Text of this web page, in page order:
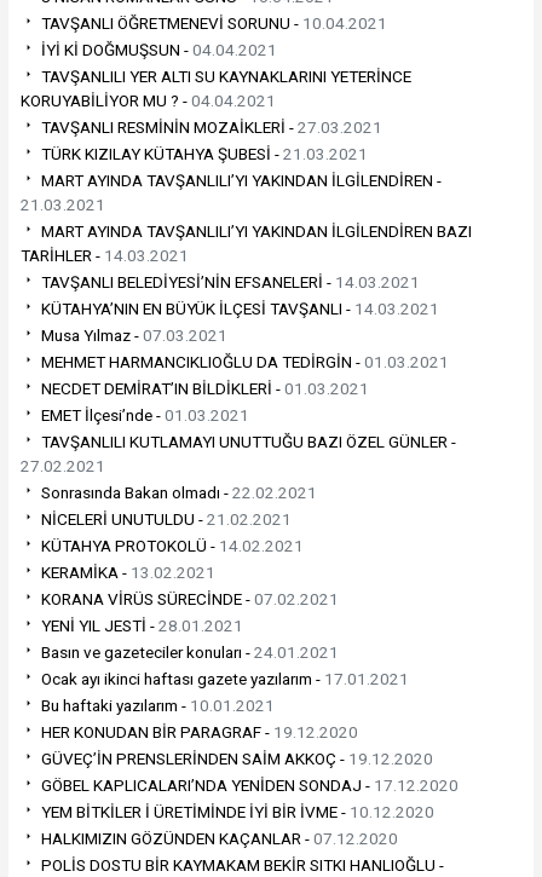
TAVŞANLI ÖĞRETMENEVİ SORUNU - 10.04.2021
İYİ Kİ DOĞMUŞSUN -04.04.2021
TAVŞANLILI YER ALTI SU KAYNAKLARINI YETERİNCE
KORUYABİLİYOR MU ? -04.04.2021
TAVŞANLI RESMİNİN MOZAİKLERİ -27.03.2021
TÜRK KIZILAY KÜTAHYA ŞUBESİ -21.03.2021
MART AYINDA TAVŞANLILI’YI YAKINDAN İLGİLENDİREN -
21.03.2021
MART AYINDA TAVŞANLILI’YI YAKINDAN İLGİLENDİREN BAZI
TARİHLER - 14.03.2021
TAVŞANLI BELEDİYESİ’NİN EFSANELERİ - 14.03.2021
KÜTAHYA’NIN EN BÜYÜK İLÇESİ TAVŞANLI - 14.03.2021
Musa Yılmaz -07.03.2021
MEHMET HARMANCIKLIOĞLU DA TEDİRGİN -01.03.2021
NECDET DEMİRAT’IN BİLDİKLERİ -01.03.2021
EMET İlçesi’nde -01.03.2021
TAVŞANLILI KUTLAMAYI UNUTTUĞU BAZI ÖZEL GÜNLER -
27.02.2021
Sonrasında Bakan olmadı -22.02.2021
NİCELERİ UNUTULDU -21.02.2021
KÜTAHYA PROTOKOLÜ - 14.02.2021
KERAMİKA - 13.02.2021
KORANA VİRÜS SÜRECİNDE -07.02.2021
YENİ YIL JESTİ -28.01.2021
Basın ve gazeteciler konuları -24.01.2021
Ocak ayı ikinci haftası gazete yazılarım - 17.01.2021
Bu haftaki yazılarım - 10.01.2021
HER KONUDAN BİR PARAGRAF - 19.12.2020
GÜVEÇ’İN PRENSLERİNDEN SAİM AKKOÇ - 19.12.2020
GÖBEL KAPLICALARI’NDA YENİDEN SONDAJ - 17.12.2020
YEM BİTKİLER İ ÜRETİMİNDE İYİ BİR İVME - 10.12.2020
HALKIMIZIN GÖZÜNDEN KAÇANLAR -07.12.2020
POLİS DOSTU BİR KAYMAKAM BEKİR SITKI HANLIOĞLU -